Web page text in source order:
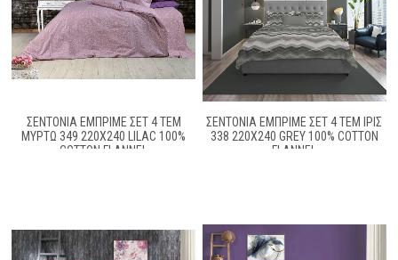
ΣΕΝΤΟΝΙΑ ΕΜΠΡΙΜΕ ΣΕΤ 4 ΤΕΜ
ΜΥΡΤΏ 349 220X240 LILAC 100%
COTTON FLANNEL
ΣΕΝΤΟΝΙΑ ΕΜΠΡΙΜΕ ΣΕΤ 4 ΤΕΜ ΊΡΙΣ
338 220X240 GREY 100% COTTON
FLANNEL